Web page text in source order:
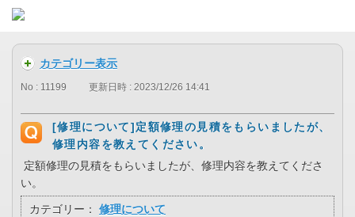
カテゴリー表示
No : 11199 更新日時 : 2023/12/26 14:41
[修理について]定額修理の見積をもらいましたが、
修理内容を教えてください。
定額修理の見積をもらいましたが、修理内容を教えてくださ
い。
カテゴリー： 修理について